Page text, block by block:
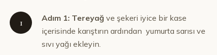
1 Adım 1: Tereyağ ve şekeri iyice bir kase
içerisinde karıştırın ardından yumurta sarısı ve
sıvı yağı ekleyin.